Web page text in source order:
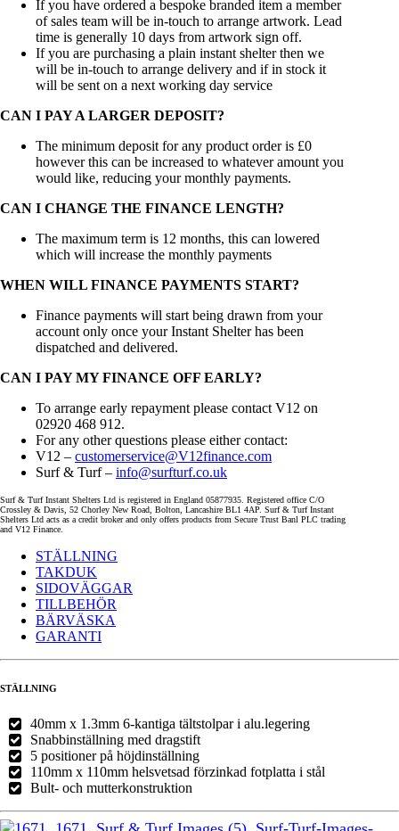
If you have ordered a bespoke branded item a member
of sales team will be in-touch to arrange artwork. Lead
time is generally 10 days from artwork sign off.
If you are purchasing a plain instant shelter then we
will be in-touch to arrange delivery and if in stock it
will be sent on a next working day service
CAN I PAY A LARGER DEPOSIT?
The minimum deposit for any product order is £0
however this can be increased to whatever amount you
would like, reducing your monthly payments.
CAN I CHANGE THE FINANCE LENGTH?
The maximum term is 12 months, this can lowered
which will increase the monthly payments
WHEN WILL FINANCE PAYMENTS START?
Finance payments will start being drawn from your
account only once your Instant Shelter has been
dispatched and delivered.
CAN I PAY MY FINANCE OFF EARLY?
To arrange early repayment please contact V12 on
02920 468 912.
For any other questions please either contact:
V12 – customerservice@V12finance.com
Surf & Turf – info@surfturf.co.uk
Surf & Turf Instant Shelters Ltd is registered in England 05877935. Registered office C/O
Crossley & Davis, 52 Chorley New Road, Bolton, Lancashire BL1 4AP. Surf & Turf Instant
Shelters Ltd acts as a credit broker and only offers products from Secure Trust Banl PLC trading
and V12 Finance.
STÄLLNING
TAKDUK
SIDOVÄGGAR
TILLBEHÖR
BÄRVÄSKA
GARANTI
STÄLLNING
40mm x 1.3mm 6-kantiga tältstolpar i alu.legering
Snabbinställning med dragstift
5 positioner på höjdinställning
110mm x 110mm helsvetsad förzinkad fotplatta i stål
Bult- och mutterkonstruktion